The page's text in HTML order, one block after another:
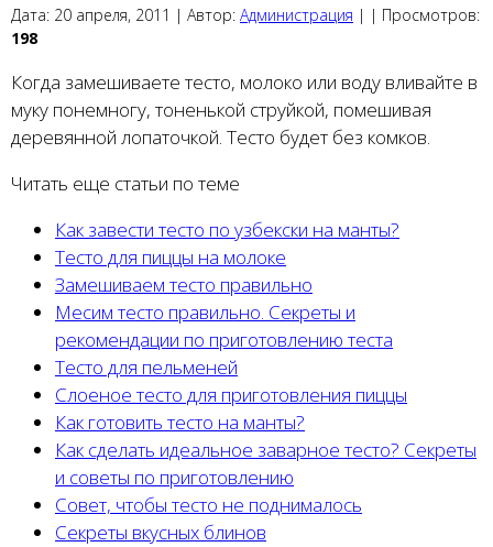
Дата: 20 апреля, 2011 | Автор: Администрация | | Просмотров:
198
Когда замешиваете тесто, молоко или воду вливайте в
муку понемногу, тоненькой струйкой, помешивая
деревянной лопаточкой. Тесто будет без комков.
Читать еще статьи по теме
Как завести тесто по узбекски на манты?
Тесто для пиццы на молоке
Замешиваем тесто правильно
Месим тесто правильно. Секреты и
рекомендации по приготовлению теста
Тесто для пельменей
Слоеное тесто для приготовления пиццы
Как готовить тесто на манты?
Как сделать идеальное заварное тесто? Секреты
и советы по приготовлению
Совет, чтобы тесто не поднималось
Секреты вкусных блинов